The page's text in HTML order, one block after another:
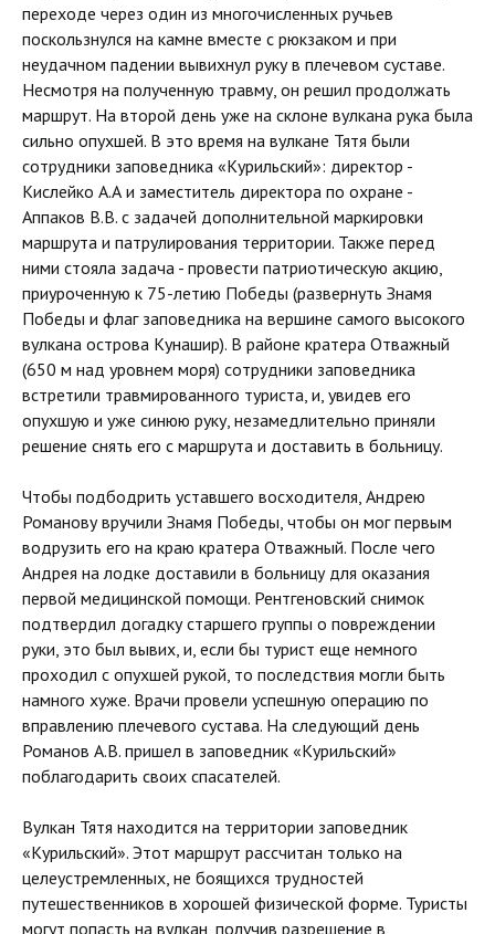
переходе через один из многочисленных ручьев
поскользнулся на камне вместе с рюкзаком и при
неудачном падении вывихнул руку в плечевом суставе.
Несмотря на полученную травму, он решил продолжать
маршрут. На второй день уже на склоне вулкана рука была
сильно опухшей. В это время на вулкане Тятя были
сотрудники заповедника «Курильский»: директор -
Кислейко А.А и заместитель директора по охране -
Аппаков В.В. с задачей дополнительной маркировки
маршрута и патрулирования территории. Также перед
ними стояла задача - провести патриотическую акцию,
приуроченную к 75-летию Победы (развернуть Знамя
Победы и флаг заповедника на вершине самого высокого
вулкана острова Кунашир). В районе кратера Отважный
(650 м над уровнем моря) сотрудники заповедника
встретили травмированного туриста, и, увидев его
опухшую и уже синюю руку, незамедлительно приняли
решение снять его с маршрута и доставить в больницу.
Чтобы подбодрить уставшего восходителя, Андрею
Романову вручили Знамя Победы, чтобы он мог первым
водрузить его на краю кратера Отважный. После чего
Андрея на лодке доставили в больницу для оказания
первой медицинской помощи. Рентгеновский снимок
подтвердил догадку старшего группы о повреждении
руки, это был вывих, и, если бы турист еще немного
проходил с опухшей рукой, то последствия могли быть
намного хуже. Врачи провели успешную операцию по
вправлению плечевого сустава. На следующий день
Романов А.В. пришел в заповедник «Курильский»
поблагодарить своих спасателей.
Вулкан Тятя находится на территории заповедник
«Курильский». Этот маршрут рассчитан только на
целеустремленных, не боящихся трудностей
путешественников в хорошей физической форме. Туристы
могут попасть на вулкан, получив разрешение в